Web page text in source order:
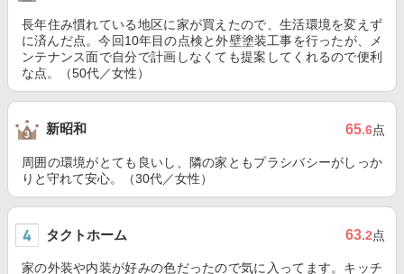
長年住み慣れている地区に家が買えたので、生活環境を変えず
に済んだ点。今回10年目の点検と外壁塗装工事を行ったが、メ
ンテナンス面で自分で計画しなくても提案してくれるので便利
な点。（50代／女性）
新昭和 65.6点
周囲の環境がとても良いし、隣の家ともプラシバシーがしっか
りと守れて安心。（30代／女性）
タクトホーム 63.2点
家の外装や内装が好みの色だったので気に入ってます。キッチ